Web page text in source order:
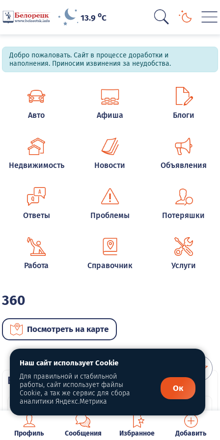
13.9oC
Добро пожаловать. Сайт в процессе доработки и
наполнения. Приносим извинения за неудобства.
Авто Афиша Блоги
Недвижимость Новости Объявления
Ответы Проблемы Потеряшки
Работа Справочник Услуги
360
Посмотреть на карте
ВИП автомобили
Профиль Сообщения Избранное Добавить
Наш сайт использует Cookie
Для правильной и стабильной
работы, сайт использует файлы
Cookie, а так же сервис для сбора
аналитики Яндекс.Метрика
Ок